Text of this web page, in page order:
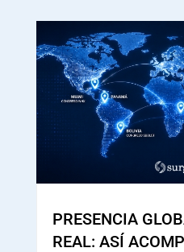
PRESENCIA
REAL: ASÍ